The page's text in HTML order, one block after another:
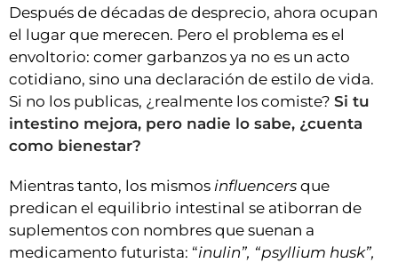
Después de décadas de desprecio, ahora ocupan
el lugar que merecen. Pero el problema es el
envoltorio: comer garbanzos ya no es un acto
cotidiano, sino una declaración de estilo de vida.
Si no los publicas, ¿realmente los comiste? Si tu
intestino mejora, pero nadie lo sabe, ¿cuenta
como bienestar?
Mientras tanto, los mismos influencers que
predican el equilibrio intestinal se atiborran de
suplementos con nombres que suenan a
medicamento futurista: “inulin”, “psyllium husk”,